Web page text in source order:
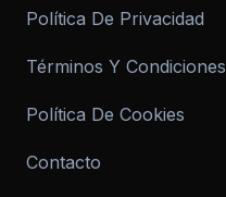
Política De Privacidad
Términos Y Condiciones
Política De Cookies
Contacto